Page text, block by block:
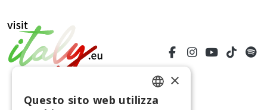
ENGLISH
×
Questo sito web utilizza